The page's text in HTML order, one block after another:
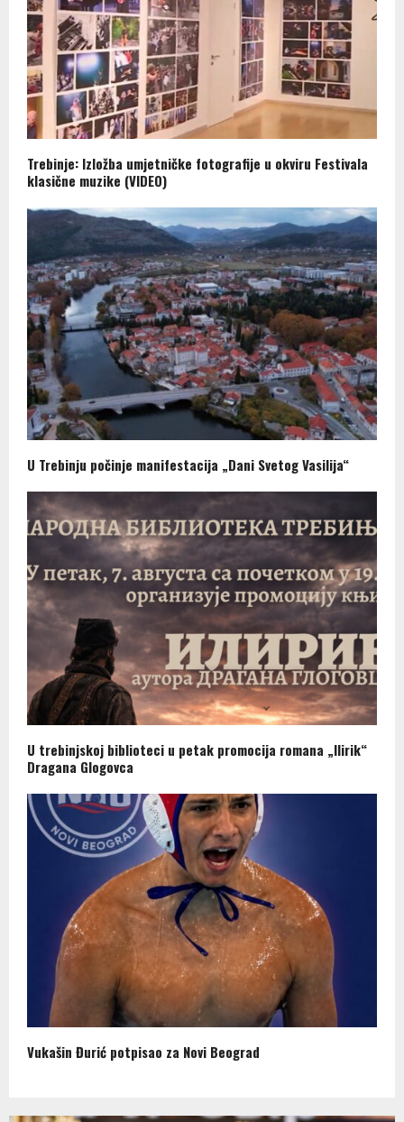
Trebinje: Izložba umjetničke fotografije u okviru Festivala
klasične muzike (VIDEO)
U Trebinju počinje manifestacija „Dani Svetog Vasilija“
U trebinjskoj biblioteci u petak promocija romana „Ilirik“
Dragana Glogovca
Vukašin Đurić potpisao za Novi Beograd